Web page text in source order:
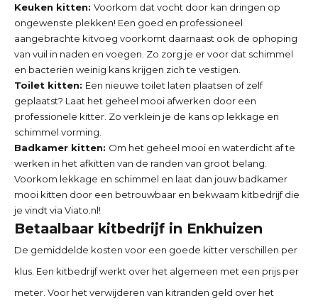
Keuken kitten: Voorkom dat vocht door kan dringen op
ongewenste plekken! Een goed en professioneel
aangebrachte kitvoeg voorkomt daarnaast ook de ophoping
van vuil in naden en voegen. Zo zorg je er voor dat schimmel
en bacteriën weinig kans krijgen zich te vestigen.
Toilet kitten: Een nieuwe toilet laten plaatsen of zelf
geplaatst? Laat het geheel mooi afwerken door een
professionele kitter. Zo verklein je de kans op lekkage en
schimmel vorming.
Badkamer kitten: Om het geheel mooi en waterdicht af te
werken in het afkitten van de randen van groot belang.
Voorkom lekkage en schimmel en laat dan jouw badkamer
mooi kitten door een betrouwbaar en bekwaam kitbedrijf die
je vindt via Viato.nl!
Betaalbaar kitbedrijf in Enkhuizen
De gemiddelde kosten voor een goede kitter verschillen per
klus. Een kitbedrijf werkt over het algemeen met een prijs per
meter. Voor het verwijderen van kitranden geld over het